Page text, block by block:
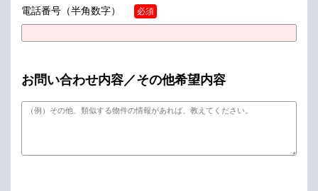
電話番号 （半角数字） 必須
お問い合わせ内容／その他希望内容